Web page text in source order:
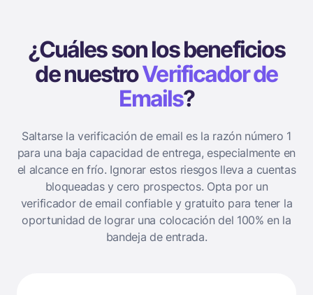
¿Cuáles son los beneficios
de nuestroVerificador de
Emails?
Saltarse la verificación de email es la razón número 1
para una baja capacidad de entrega, especialmente en
el alcance en frío. Ignorar estos riesgos lleva a cuentas
bloqueadas y cero prospectos. Opta por un
verificador de email confiable y gratuito para tener la
oportunidad de lograr una colocación del 100% en la
bandeja de entrada.